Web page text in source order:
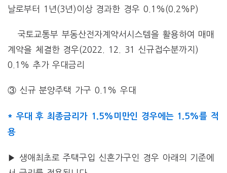
날로부터 1년(3년)이상 경과한 경우 0.1%(0.2%P)
국토교통부 부동산전자계약서시스템을 활용하여 매매
계약을 체결한 경우(2022. 12. 31 신규접수분까지)
0.1% 추가 우대금리
③ 신규 분양주택 가구 0.1% 우대
* 우대 후 최종금리가 1.5%미만인 경우에는 1.5%를 적
용
▶ 생애최초로 주택구입 신혼가구인 경우 아래의 기준에